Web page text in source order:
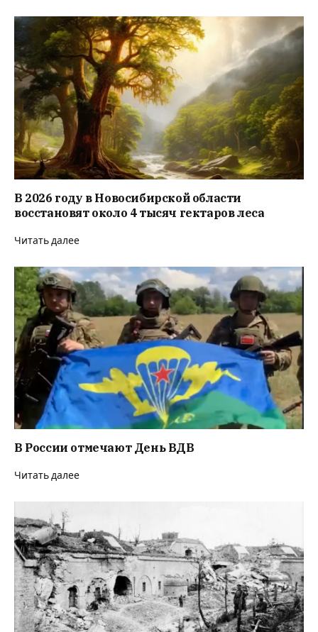
В 2026 году в Новосибирской области
восстановят около 4 тысяч гектаров леса
Читать далее
В России отмечают День ВДВ
Читать далее